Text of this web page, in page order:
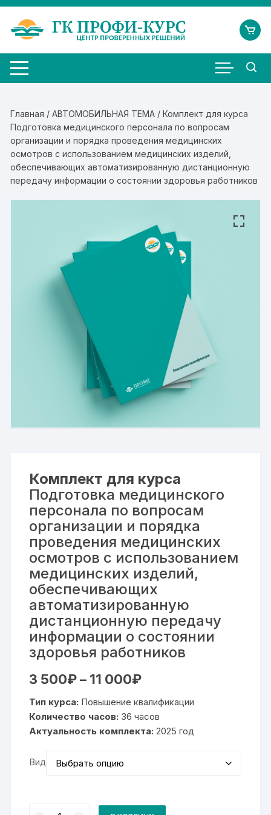
Перейти
содержимому
Главная /АВТОМОБИЛЬНАЯ ТЕМА / Комплект для курса
Подготовка медицинского персонала по вопросам
организации и порядка проведения медицинских
осмотров с использованием медицинских изделий,
обеспечивающих автоматизированную дистанционную
передачу информации о состоянии здоровья работников
Комплект для курса
Подготовка медицинского
персонала по вопросам
организации и порядка
проведения медицинских
осмотров с использованием
медицинских изделий,
обеспечивающих
автоматизированную
дистанционную передачу
информации о состоянии
здоровья работников
3 500₽ – 11 000₽Диапазон
500₽
–
11
000₽
Тип курса: Повышение квалификации
Количество часов: 36 часов
Актуальность комплекта: 2025 год
Вид